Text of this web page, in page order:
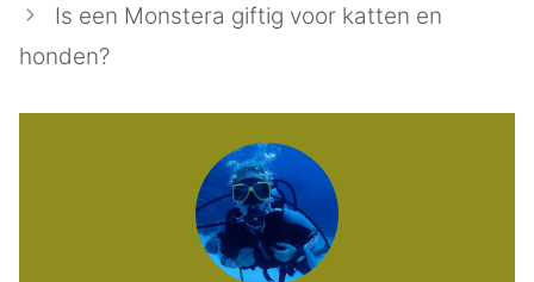
Is een Monstera giftig voor katten en
honden?